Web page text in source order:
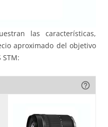
las características,
aproximado del objetivo
STM:
help_outline